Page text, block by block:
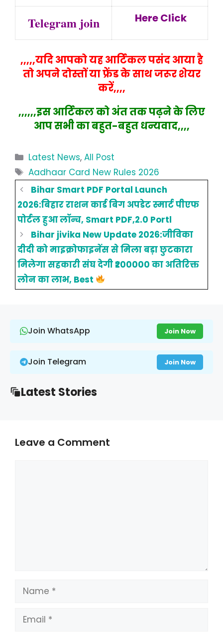
Telegram join
Here Click
,,,,,यदि आपको यह आर्टिकल पसंद आया है
तो अपने दोस्तों या फ्रेंड के साथ जरूर शेयर
करें,,,,
,,,,,,इस आर्टिकल को अंत तक पढ़ने के लिए
आप सभी का बहुत-बहुत धन्यवाद,,,,
Categories
Latest News,All Post
Tags
Aadhaar Card New Rules 2026
Bihar Smart PDF Portal Launch
2026:बिहार राशन कार्ड बिग अपडेट स्मार्ट पीएफ
पोर्टल हुआ लॉन्च, Smart PDF,2.0 Portl
Bihar jivika New Update 2026:जीविका
दीदी को माइक्रोफाइनेंस से मिला बड़ा छुटकारा
मिलेगा सहकारी संघ देगी ₹200000 का अतिरिक्त
लोन का लाभ, Best
Join WhatsApp Join Now
Join Telegram Join Now
Latest Stories
Leave a Comment
Name
Email